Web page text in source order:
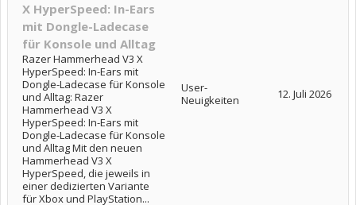
X HyperSpeed: In-Ears
mit Dongle-Ladecase
für Konsole und Alltag
Razer Hammerhead V3 X
HyperSpeed: In-Ears mit
Dongle-Ladecase für Konsole
und Alltag: Razer
Hammerhead V3 X
HyperSpeed: In-Ears mit
Dongle-Ladecase für Konsole
und Alltag Mit den neuen
Hammerhead V3 X
HyperSpeed, die jeweils in
einer dedizierten Variante
für Xbox und PlayStation...
User-
Neuigkeiten
12. Juli 2026